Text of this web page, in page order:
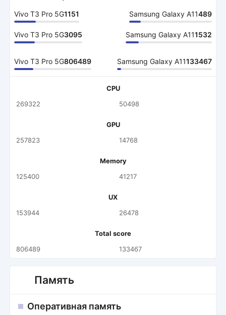
Vivo T3 Pro 5G1151 Samsung Galaxy A11489
Vivo T3 Pro 5G3095 Samsung Galaxy A111532
Vivo T3 Pro 5G806489 Samsung Galaxy A11133467
CPU
269322
50498
GPU
257823
14768
Memory
125400
41217
UX
153944
26478
Total score
806489
133467
Память
Оперативная память